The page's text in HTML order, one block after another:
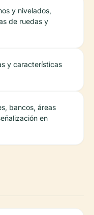
y nivelados,
de ruedas y
y características
bancos, áreas
en